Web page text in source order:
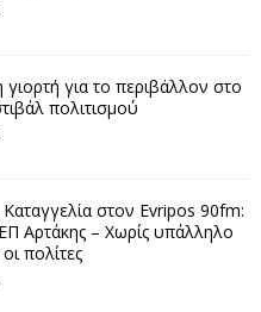
για το περιβάλλον στο
πολιτισμού
στον Evripos 90fm:
Αρτάκης – Χωρίς υπάλληλο
πολίτες